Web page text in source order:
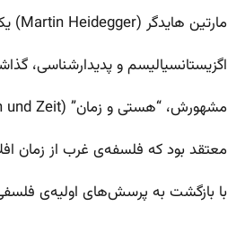
مارتین هایدگر (Martin Heidegger) یکی از برجسته‌ترین فیلسوفان قرن بیستم است که تأثیر عمیقی بر فلسفه‌ی معاصر، به ویژه فلسفه‌ی
اگزیستانسیالیسم و پدیدارشناسی، گذاشته است. او در سال ۱۸۸۹ در آلمان به دنیا آمد
مشهورش، “هستی و زمان” (Sein und Zeit)، شناخته می‌شود که در آن به بررسی پرسش‌های بنیادین درباره‌ی وجود و هستی می‌پردازد. هایدگر
معتقد بود که فلسفه‌ی غرب از زمان
با بازگشت به پرسش‌های اولیه‌ی